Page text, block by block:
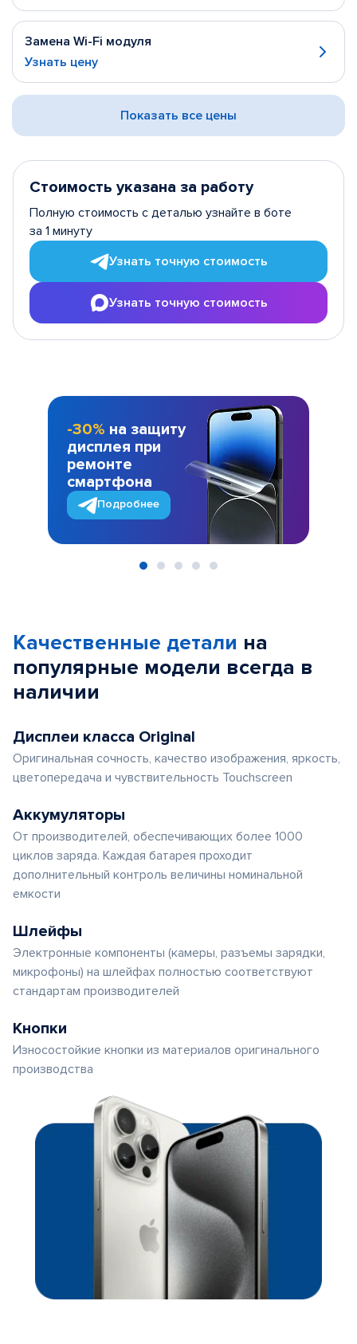
Замена Wi-Fi модуля
Узнать цену
Показать все цены
Стоимость указана за работу
Полную стоимость с деталью узнайте в боте
за 1 минуту
Узнать точную стоимость
Узнать точную стоимость
-30% на защиту
дисплея при
ремонте
смартфона
Подробнее
Качественные детали на
популярные модели всегда в
наличии
Дисплеи класса Original
Оригинальная сочность, качество изображения, яркость,
цветопередача и чувствительность Touchscreen
Аккумуляторы
От производителей, обеспечивающих более 1000
циклов заряда. Каждая батарея проходит
дополнительный контроль величины номинальной
емкости
Шлейфы
Электронные компоненты (камеры, разъемы зарядки,
микрофоны) на шлейфах полностью соответствуют
стандартам производителей
Кнопки
Износостойкие кнопки из материалов оригинального
производства